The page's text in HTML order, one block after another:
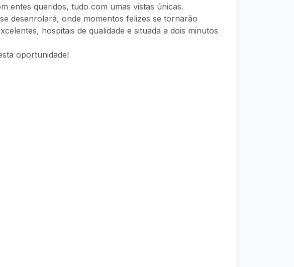
entes queridos, tudo com umas vistas únicas.
desenrolará, onde momentos felizes se tornarão
hospitais de qualidade e situada a dois minutos
oportunidade!